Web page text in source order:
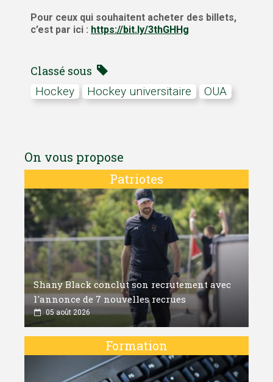
Pour ceux qui souhaitent acheter des billets,
c’est par ici : https://bit.ly/3thGHHg
Classé sous
hockey Hockey universitaire OUA
On vous propose
Patriotes
Shany Black conclut son recrutement avec
l'annonce de 7 nouvelles recrues
05 août 2026
Formation